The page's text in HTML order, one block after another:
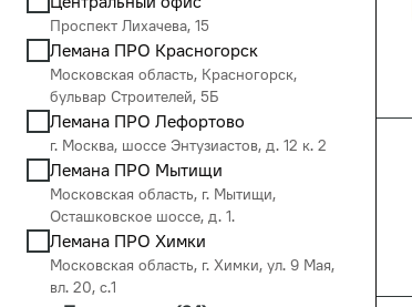
Проспект Лихачева, 15
Лемана ПРО Красногорск
Московская область, Красногорск,
бульвар Строителей, 5Б
Лемана ПРО Лефортово
г. Москва, шоссе Энтузиастов, д. 12 к. 2
Лемана ПРО Мытищи
Московская область, г. Мытищи,
Осташковское шоссе, д. 1.
Лемана ПРО Химки
Московская область, г. Химки, ул. 9 Мая,
вл. 20, с.1